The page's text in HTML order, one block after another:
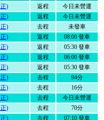
) 返程
今日未營運
) 返程
今日未營運
) 去程
未發車
) 返程
08:00 發車
) 返程
05:30 發車
) 返程
06:00 發車
) 返程
05:30 發車
) 去程
94分
) 去程
16分
) 去程
今日未營運
) 去程
70分
) 去程
07:10 發車